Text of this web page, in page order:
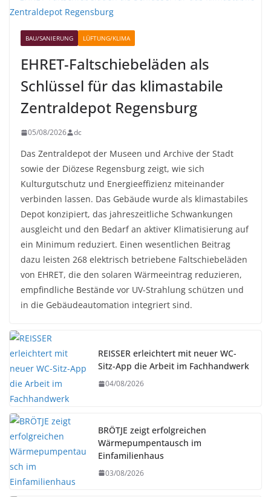
BAU/SANIERUNG LÜFTUNG/KLIMA
EHRET-Faltschiebeläden als
Schlüssel für das klimastabile
Zentraldepot Regensburg
05/08/2026 dc
Das Zentraldepot der Museen und Archive der Stadt
sowie der Diözese Regensburg zeigt, wie sich
Kulturgutschutz und Energieeffizienz miteinander
verbinden lassen. Das Gebäude wurde als klimastabiles
Depot konzipiert, das jahreszeitliche Schwankungen
ausgleicht und den Bedarf an aktiver Klimatisierung auf
ein Minimum reduziert. Einen wesentlichen Beitrag
dazu leisten 268 elektrisch betriebene Faltschiebeläden
von EHRET, die den solaren Wärmeeintrag reduzieren,
empfindliche Bestände vor UV-Strahlung schützen und
in die Gebäudeautomation integriert sind.
REISSER erleichtert mit neuer WC-
Sitz-App die Arbeit im Fachhandwerk
04/08/2026
BRÖTJE zeigt erfolgreichen
Wärmepumpentausch im
Einfamilienhaus
03/08/2026